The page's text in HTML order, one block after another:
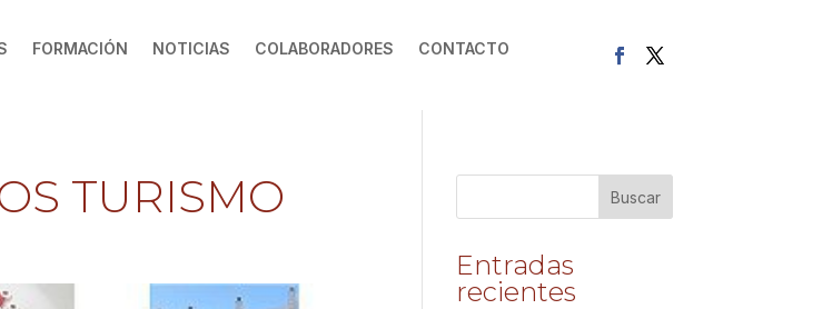
FORMACIÓN NOTICIAS COLABORADORES CONTACTO
TURISMO
Entradas
recientes